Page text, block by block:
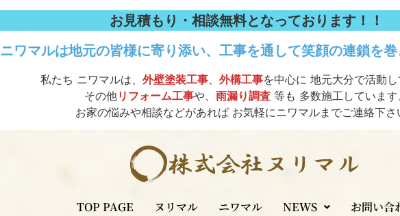
お見積もり・相談無料となっております！！
ニワマルは地元の皆様に寄り添い、工事を通して笑顔の連鎖を
私たち ニワマルは、 外壁塗装工事 外構工事を中心に 地元大分で活動
その他リフォーム工事や、 雨漏り調査 等も 多数施工していま
お家の悩みや相談などがあれば お気軽にニワマルまでご連絡下さ
TOP PAGE ヌリマル ニワマル NEWS お問い合